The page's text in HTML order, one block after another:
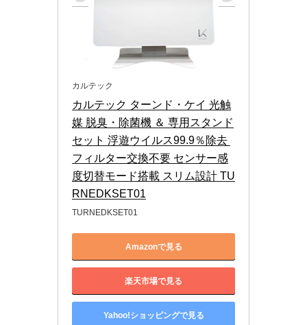
カルテック
カルテック ターンド・ケイ 光触
媒 脱臭・除菌機 ＆ 専用スタンド
セット 浮遊ウイルス99.9％除去
フィルター交換不要 センサー感
度切替モード搭載 スリム設計 TU
RNEDKSET01
TURNEDKSET01
Amazonで見る
楽天市場で見る
Yahoo!ショッピングで見る